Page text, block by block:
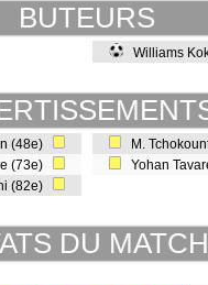
BUTEURS
Williams
(48e)
(73e)
(82e)
M.
Yohan
DU MATCH